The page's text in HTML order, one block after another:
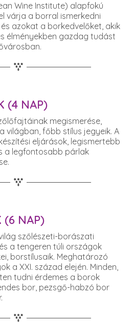
Wine Institute) alapfokú
várja a borral ismerkedni
azokat a borkedvelőket, akik
élményekben gazdag tudást
(4 NAP)
megismerése,
világban, főbb stílus jegyeik. A
eljárások, legismertebb
a legfontosabb párlak
(6 NAP)
szőlészeti-borászati
a tengeren túli országok
borstílusaik. Meghatározó
a XXI. század elején. Minden,
tudni érdemes a borok
bor, pezsgő-habzó bor